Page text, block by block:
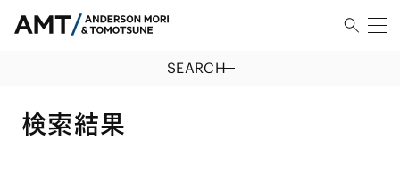
SEARCH
検索結果